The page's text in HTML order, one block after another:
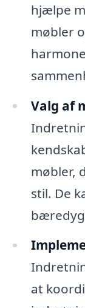
hjælpe
møbler
Valg af
møbler,
stil. De
at